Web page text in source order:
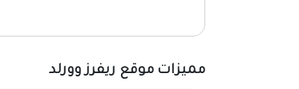
مميزات موقع ريفرز وورلد